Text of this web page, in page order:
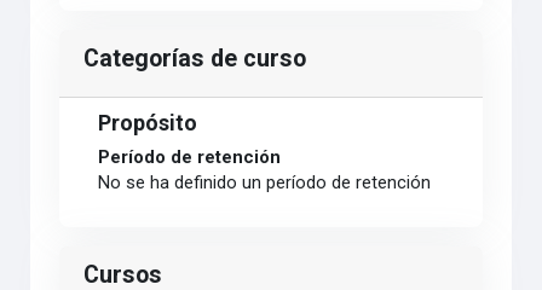
Categorías de curso
Propósito
Período de retención
No se ha definido un período de retención
Cursos